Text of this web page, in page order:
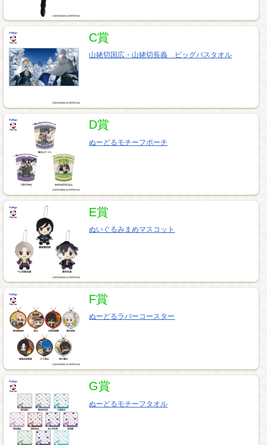
C賞
山姥切国広・山姥切長義 ビッグバスタオル
D賞
ぬーどるモチーフポーチ
E賞
ぬいぐるみまめマスコット
F賞
ぬーどるラバーコースター
G賞
ぬーどるモチーフタオル